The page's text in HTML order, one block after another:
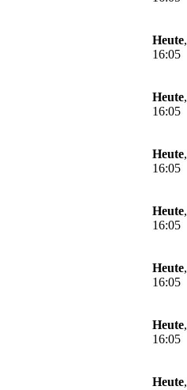
Heute,
16:05
Heute,
16:05
Heute,
16:05
Heute,
16:05
Heute,
16:05
Heute,
16:05
Heute,